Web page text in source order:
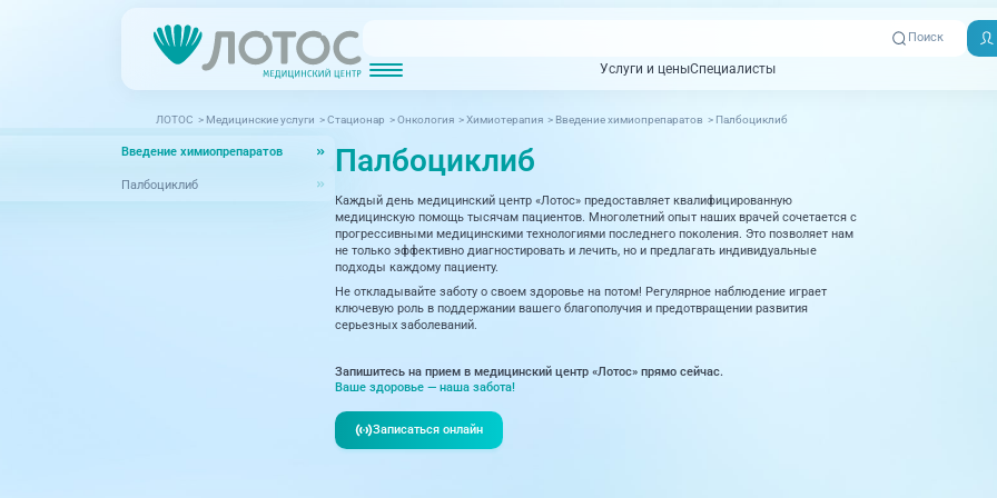
Поиск
Услуги и ценыСпециалисты
ЛОТОС > Медицинские услуги >Стационар >Онкология >Химиотерапия > Введение химиопрепаратов > Палбоциклиб
Введение химиопрепаратов
Палбоциклиб
Палбоциклиб
Каждый день медицинский центр «Лотос» предоставляет квалифицированную
медицинскую помощь тысячам пациентов. Многолетний опыт наших врачей сочетается с
прогрессивными медицинскими технологиями последнего поколения. Это позволяет нам
не только эффективно диагностировать и лечить, но и предлагать индивидуальные
подходы каждому пациенту.
Не откладывайте заботу о своем здоровье на потом! Регулярное наблюдение играет
ключевую роль в поддержании вашего благополучия и предотвращении развития
серьезных заболеваний.
Запишитесь на прием в медицинский центр «Лотос» прямо сейчас.
Ваше здоровье — наша забота!
Записаться онлайн
Акции
ПревентэйджПациентам
МРТ (Магнитно-резонансная томография) КТ (Компьютерная томография)
Дерматовенерология
Интегративная медицина
Инфекционный кабинет
Кардиология
Неврология, рефлексотерапия
Онкология, маммология
Оториноларингология
Офтальмология
Проктология